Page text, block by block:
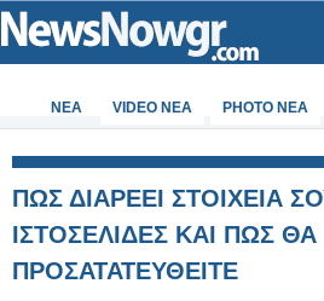
ΝΕΑ VIDEO NEA PHOTO NEA
ΠΩΣ ΔΙΑΡΕΕΙ ΣΤΟΙΧΕΙΑ
ΙΣΤΟΣΕΛΙΔΕΣ ΚΑΙ ΠΩΣ ΘΑ
ΠΡΟΣΑΤΑΤΕΥΘΕΙΤΕ